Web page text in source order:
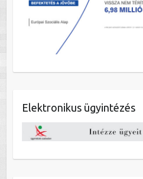
Elektronikus ügyintézés